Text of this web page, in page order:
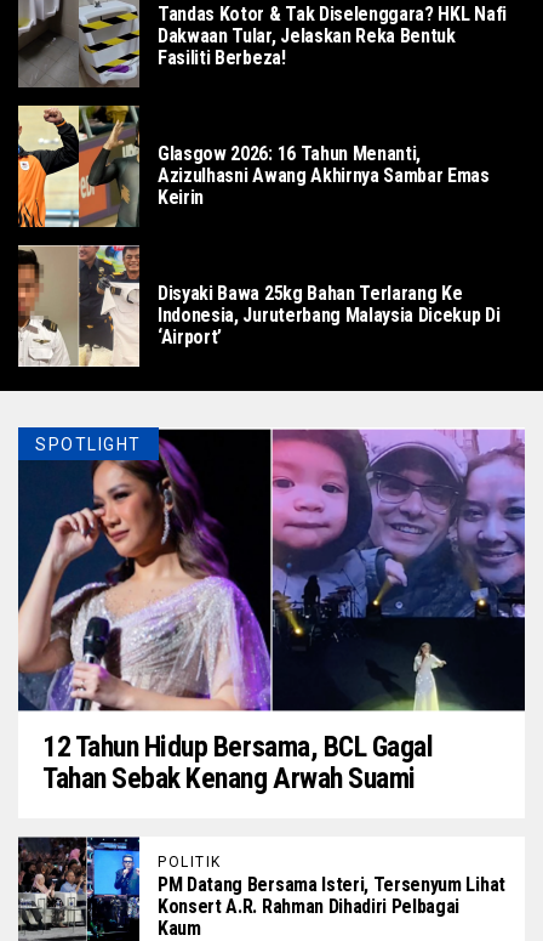
Tandas Kotor & Tak Diselenggara? HKL Nafi
Dakwaan Tular, Jelaskan Reka Bentuk
Fasiliti Berbeza!
Glasgow 2026: 16 Tahun Menanti,
Azizulhasni Awang Akhirnya Sambar Emas
Keirin
Disyaki Bawa 25kg Bahan Terlarang Ke
Indonesia, Juruterbang Malaysia Dicekup Di
‘Airport’
SPOTLIGHT
12 Tahun Hidup Bersama, BCL Gagal
Tahan Sebak Kenang Arwah Suami
POLITIK
PM Datang Bersama Isteri, Tersenyum Lihat
Konsert A.R. Rahman Dihadiri Pelbagai
Kaum